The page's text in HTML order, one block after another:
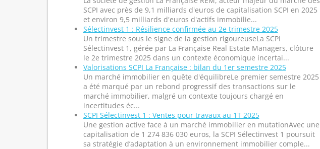
SCPI avec près de 9,1 milliards d'euros de capitalisation SCPI en 2025
et environ 9,5 milliards d'euros d'actifs immobilie...
Sélectinvest 1 : Résilience confirmée au 2e trimestre 2025
Un trimestre sous le signe de la gestion rigoureuseLa SCPI
Sélectinvest 1, gérée par La Française Real Estate Managers, clôture
le 2e trimestre 2025 dans un contexte économique incertai...
Valorisations SCPI La Française : bilan du 1er semestre 2025
Un marché immobilier en quête d'équilibreLe premier semestre 2025
a été marqué par un rebond progressif des transactions sur le
marché immobilier, malgré un contexte toujours chargé en
incertitudes éc...
SCPI Sélectinvest 1 : Ventes pour travaux au 1T 2025
Une gestion active face à un marché immobilier en mutationAvec une
capitalisation de 1 274 836 030 euros, la SCPI Sélectinvest 1 poursuit
sa stratégie d’adaptation à un environnement immobilier comple...